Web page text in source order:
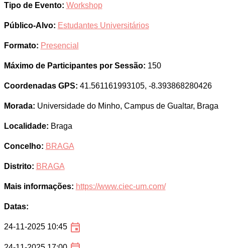
Tipo de Evento: Workshop
Público-Alvo: Estudantes Universitários
Formato: Presencial
Máximo de Participantes por Sessão: 150
Coordenadas GPS: 41.561161993105, -8.393868280426
Morada: Universidade do Minho, Campus de Gualtar, Braga
Localidade: Braga
Concelho: BRAGA
Distrito: BRAGA
Mais informações: https://www.ciec-um.com/
Datas:
24-11-2025 10:45